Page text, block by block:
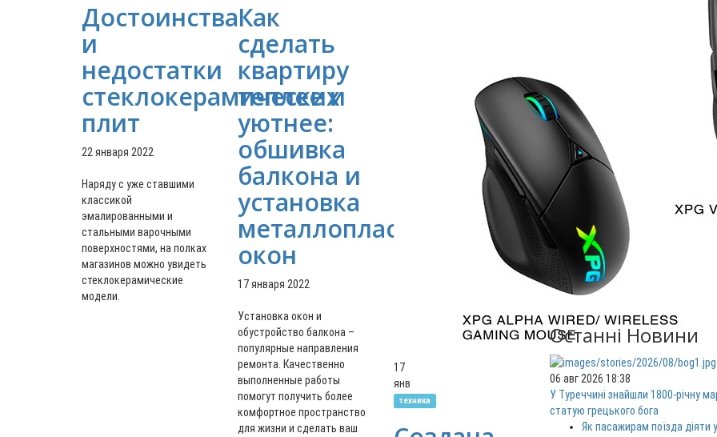
Достоинства
и
недостатки
стеклокерамических
плит
22 января 2022
Наряду с уже ставшими
классикой
эмалированными и
стальными варочными
поверхностями, на полках
магазинов можно увидеть
стеклокерамические
модели.
Как
сделать
квартиру
теплее и
уютнее:
обшивка
балкона и
установка
металлопластиковых
окон
17 января 2022
Установка окон и
обустройство балкона –
популярные направления
ремонта. Качественно
выполненные работы
помогут получить более
комфортное пространство
для жизни и сделать ваш
17
янв
техника
Останні Новини
06 авг 2026 18:38
У Туреччині знайшли 1800-річну
статую грецького бога
Як пасажирам поїзда діяти у